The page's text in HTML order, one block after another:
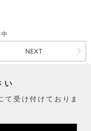
NEXT
い
て受け付けておりま